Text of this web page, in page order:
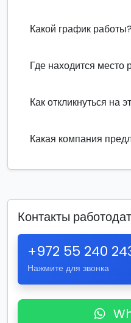
Какой график работы?
Где находится
Как откликнуться на
Какая компания
Контакты
+972 55 240
Нажмите для звонка